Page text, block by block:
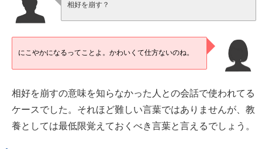
相好を崩す？
にこやかになるってことよ。かわいくて仕方ないのね。
相好を崩すの意味を知らなかった人との会話で使われてる
ケースでした。それほど難しい言葉ではありませんが、教
養としては最低限覚えておくべき言葉と言えるでしょう。